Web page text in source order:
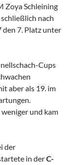
Zoya Schleining
nach
den 7. Platz unter
Cups
aber als 19. im
und kam
der
in derC-